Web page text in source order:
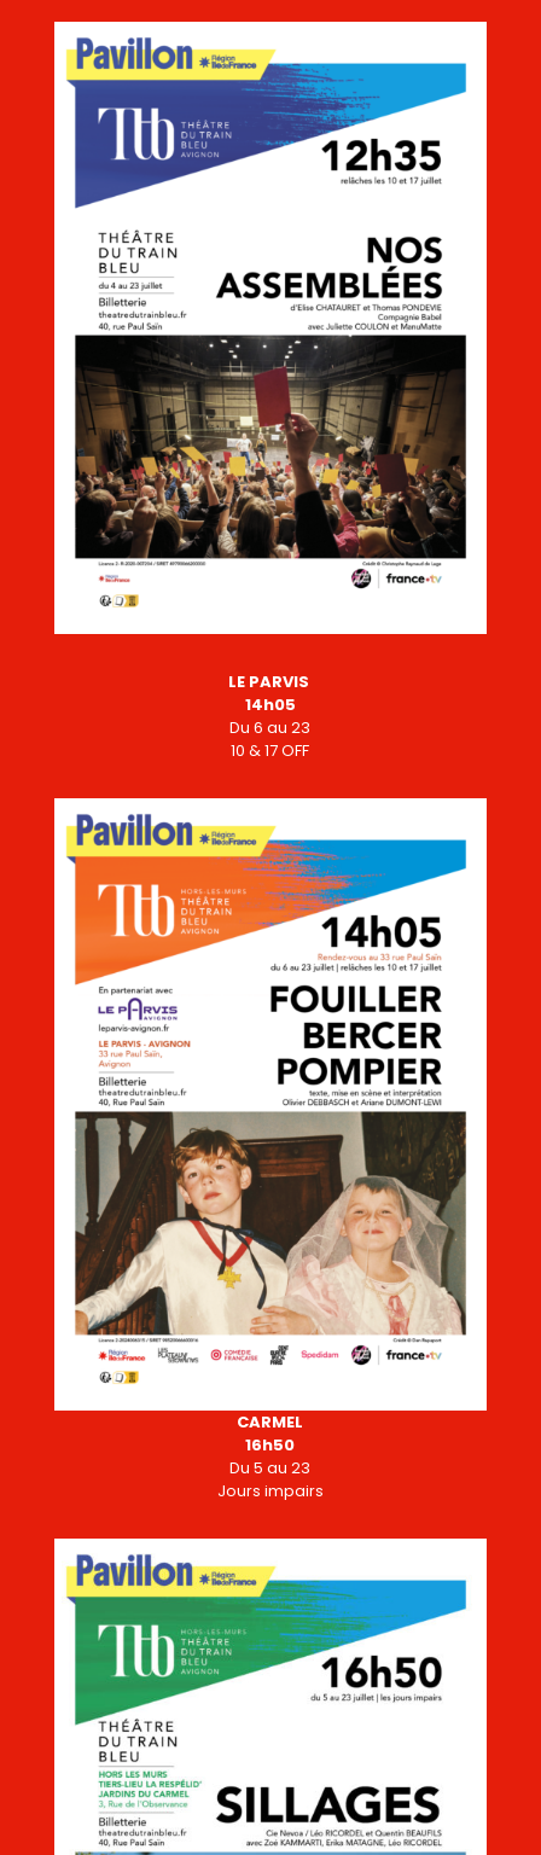
LE PARVIS
14h05
Du 6 au 23
10 & 17 OFF
CARMEL
16h50
Du 5 au 23
Jours impairs